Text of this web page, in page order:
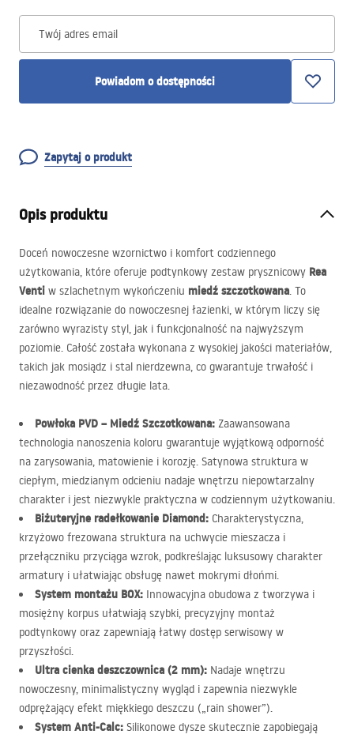
Twój adres email
Powiadom o dostępności
Zapytaj o produkt
Opis produktu
Doceń nowoczesne wzornictwo i komfort codziennego
użytkowania, które oferuje podtynkowy zestaw prysznicowy Rea
Venti w szlachetnym wykończeniu miedź szczotkowana. To
idealne rozwiązanie do nowoczesnej łazienki, w którym liczy się
zarówno wyrazisty styl, jak i funkcjonalność na najwyższym
poziomie. Całość została wykonana z wysokiej jakości materiałów,
takich jak mosiądz i stal nierdzewna, co gwarantuje trwałość i
niezawodność przez długie lata.
Powłoka PVD – Miedź Szczotkowana: Zaawansowana
technologia nanoszenia koloru gwarantuje wyjątkową odporność
na zarysowania, matowienie i korozję. Satynowa struktura w
ciepłym, miedzianym odcieniu nadaje wnętrzu niepowtarzalny
charakter i jest niezwykle praktyczna w codziennym użytkowaniu.
Biżuteryjne radełkowanie Diamond: Charakterystyczna,
krzyżowo frezowana struktura na uchwycie mieszacza i
przełączniku przyciąga wzrok, podkreślając luksusowy charakter
armatury i ułatwiając obsługę nawet mokrymi dłońmi.
System montażu BOX: Innowacyjna obudowa z tworzywa i
mosiężny korpus ułatwiają szybki, precyzyjny montaż
podtynkowy oraz zapewniają łatwy dostęp serwisowy w
przyszłości.
Ultra cienka deszczownica (2 mm): Nadaje wnętrzu
nowoczesny, minimalistyczny wygląd i zapewnia niezwykle
odprężający efekt miękkiego deszczu („rain shower”).
System Anti-Calc: Silikonowe dysze skutecznie zapobiegają